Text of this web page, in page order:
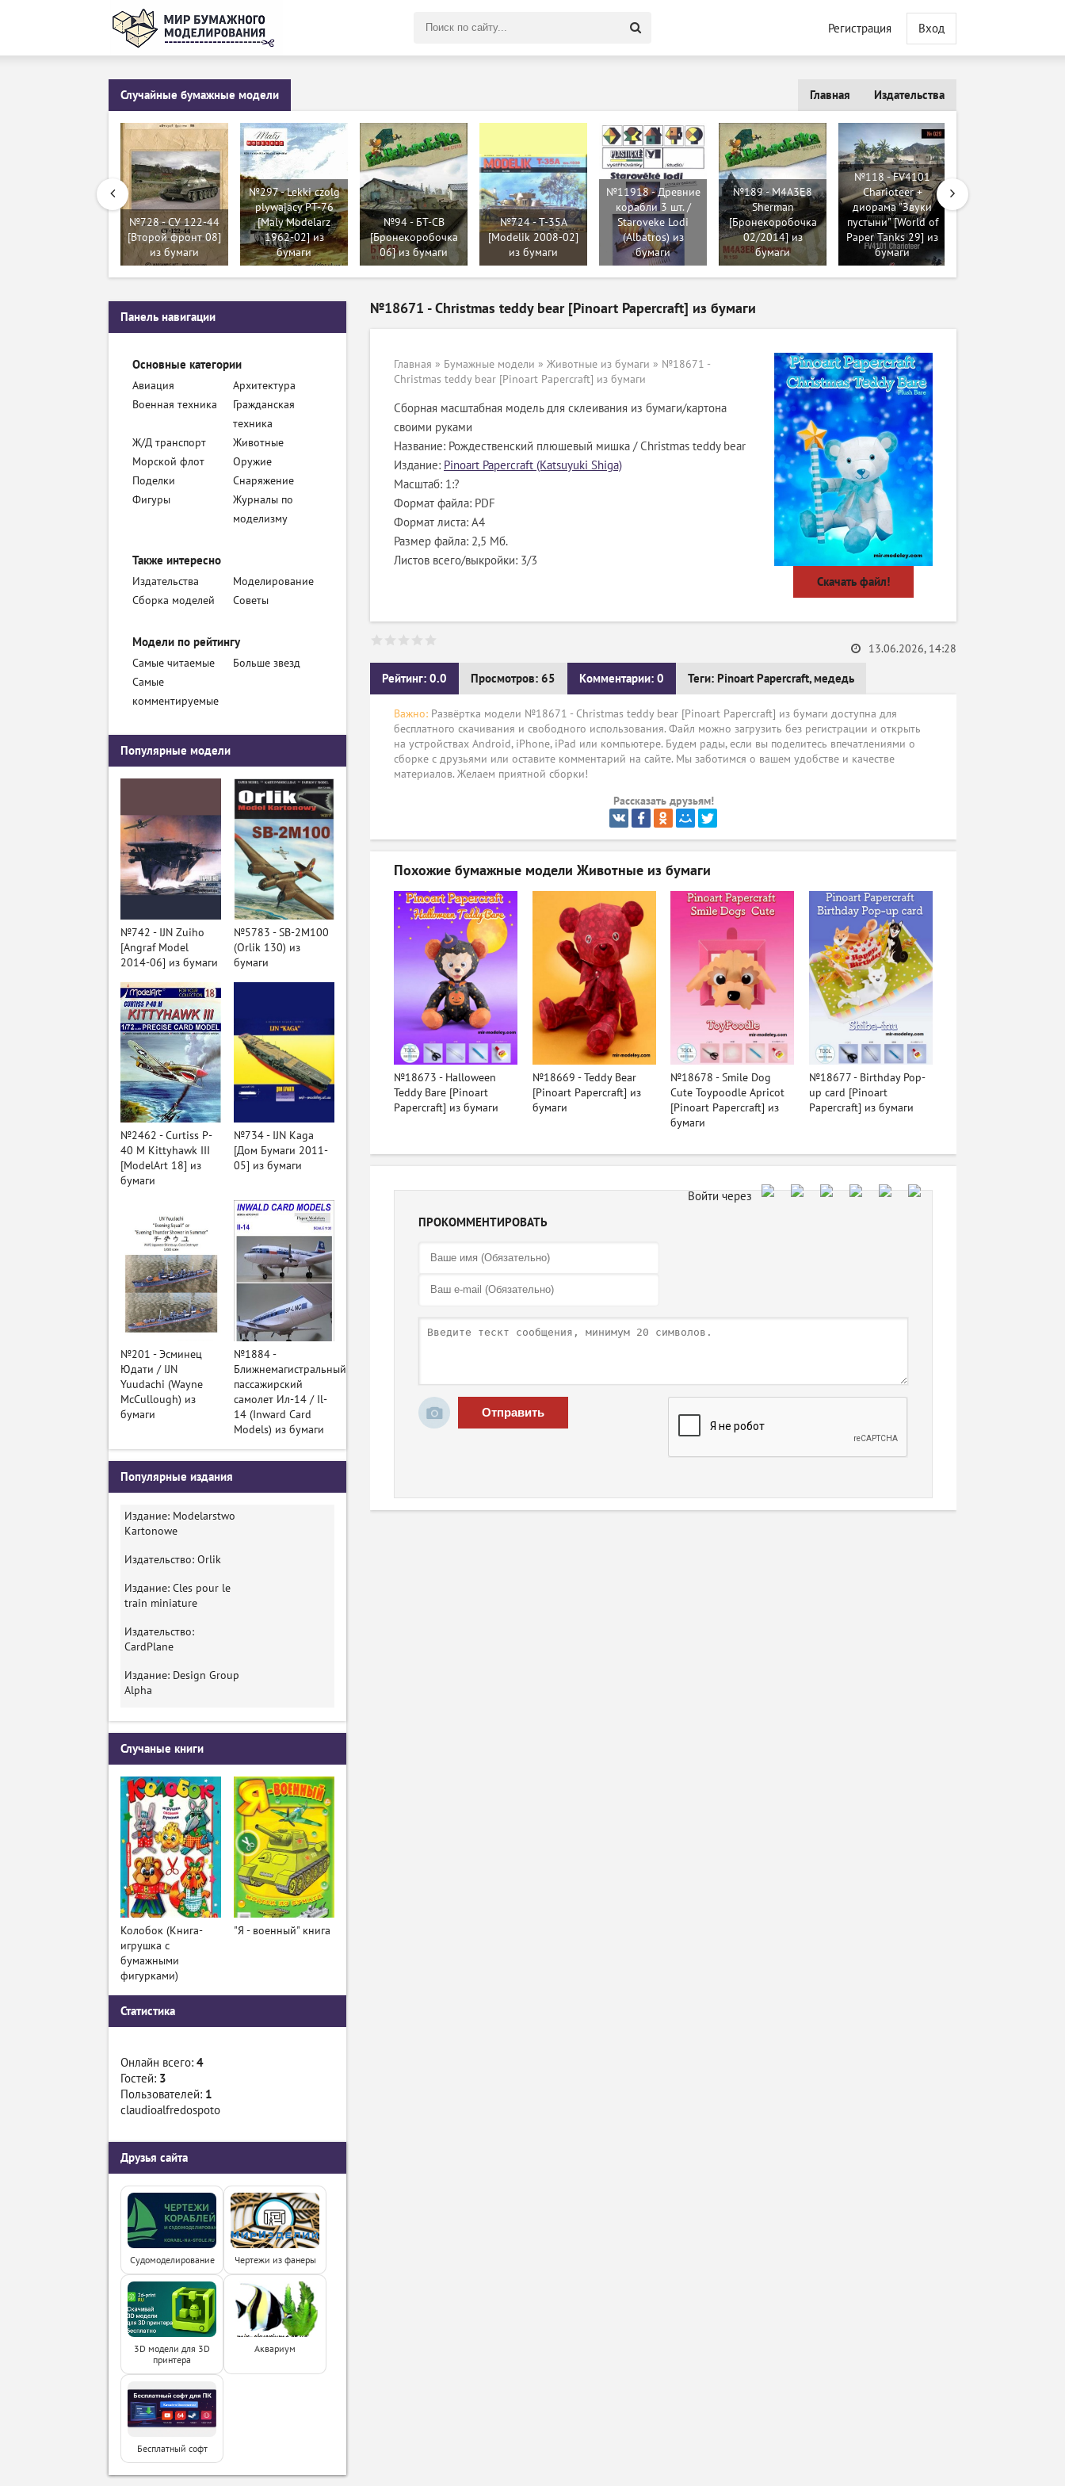
Регистрация Вход
Случайные бумажные модели Издательства
Главная
№728 - СУ 122-44
[Второй фронт 08]
из бумаги
№297 - Lekki czolg
plywajacy PT-76
[Maly Modelarz
1962-02] из
бумаги
№94 - БТ-СВ
[Бронекоробочка
06] из бумаги
№724 - T-35A
[Modelik 2008-02]
из бумаги
№11918 - Древние
корабли 3 шт. /
Staroveke Lodi
(Albatros) из
бумаги
№189 - М4А3Е8
Sherman
[Бронекоробочка
02/2014] из
бумаги
№118 - FV4101
Charioteer +
диорама "Звуки
пустыни" [World of
Paper Tanks 29] из
бумаги
№18671 - Christmas teddy bear [Pinoart Papercraft] из бумаги
Главная » Бумажные модели » Животные из бумаги » №18671 -
Christmas teddy bear [Pinoart Papercraft] из бумаги
Сборная масштабная модель для склеивания из бумаги/картона
своими руками
Название: Рождественский плюшевый мишка / Christmas teddy bear
Издание: Pinoart Papercraft (Katsuyuki Shiga)
Масштаб: 1:?
Формат файла: PDF
Формат листа: А4
Размер файла: 2,5 Мб.
Листов всего/выкройки: 3/3
Скачать файл!
Рейтинг: 0.0 Просмотров: 65 Комментарии: 0 Теги: Pinoart Papercraft,медедь
13.06.2026, 14:28
Важно: Развёртка модели №18671 - Christmas teddy bear [Pinoart Papercraft] из бумаги доступна для
бесплатного скачивания и свободного использования. Файл можно загрузить без регистрации и открыть
на устройствах Android, iPhone, iPad или компьютере. Будем рады, если вы поделитесь впечатлениями о
сборке с друзьями или оставите комментарий на сайте. Мы заботимся о вашем удобстве и качестве
материалов. Желаем приятной сборки!
Рассказать друзьям!
Похожие бумажные модели Животные из бумаги
№18673 - Halloween
Teddy Bare [Pinoart
Papercraft] из бумаги
№18669 - Teddy Bear
[Pinoart Papercraft] из
бумаги
№18678 - Smile Dog
Cute Toypoodle Apricot
[Pinoart Papercraft] из
бумаги
№18677 - Birthday Pop-
up card [Pinoart
Papercraft] из бумаги
ПРОКОММЕНТИРОВАТЬ
Отправить
Панель навигации
Основные категории
Авиация
Архитектура
Военная техника
Гражданская
техника
Ж/Д транспорт
Животные
Морской флот
Оружие
Поделки
Снаряжение
Фигуры
Журналы по
моделизму
Также интересно
Издательства
Моделирование
Сборка моделей
Советы
Модели по рейтингу
Самые читаемые
Больше звезд
Самые
комментируемые
Популярные модели
№742 - IJN Zuiho
[Angraf Model
2014-06] из бумаги
№5783 - SB-2M100
(Orlik 130) из
бумаги
№2462 - Curtiss P-
40 M Kittyhawk III
[ModelArt 18] из
бумаги
№734 - IJN Kaga
[Дом Бумаги 2011-
05] из бумаги
№201 - Эсминец
Юдати / IJN
Yuudachi (Wayne
McCullough) из
бумаги
№1884 -
Ближнемагистральный
пассажирский
самолет Ил-14 / Il-
14 (Inward Card
Models) из бумаги
Популярные издания
Издание: Modelarstwo
Kartonowe
Издательство: Orlik
Издание: Cles pour le
train miniature
Издательство:
CardPlane
Издание: Design Group
Alpha
Случаные книги
Колобок (Книга-
игрушка с
бумажными
фигурками)
"Я - военный" книга
Статистика
Онлайн всего: 4
Гостей: 3
Пользователей: 1
claudioalfredospoto
Друзья сайта
Судомоделирование Чертежи из фанеры
3D модели для 3D
принтера
Аквариум
Бесплатный софт